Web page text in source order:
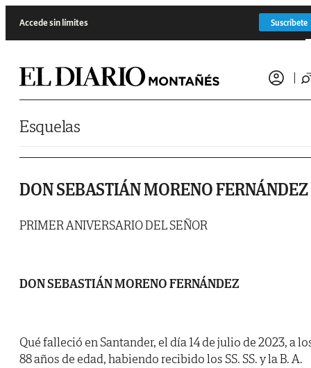
Accede sin límites Suscríbete
Esquelas
DON SEBASTIÁN MORENO FERNÁNDEZ
PRIMER ANIVERSARIO DEL SEÑOR
DON SEBASTIÁN MORENO FERNÁNDEZ
Qué falleció en Santander, el día 14 de julio de 2023, a
88 años de edad, habiendo recibido los SS. SS. y la B. A.